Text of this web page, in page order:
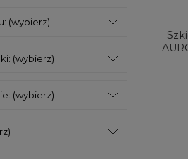
(wybierz)
(wybierz)
(wybierz)